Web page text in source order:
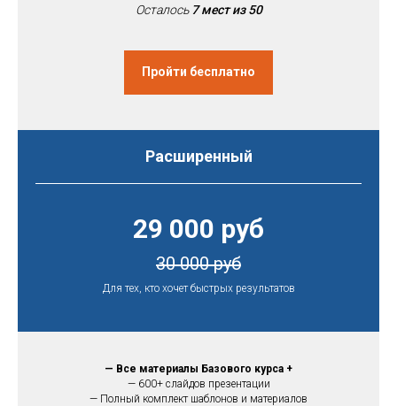
Осталось 7 мест из 50
Пройти бесплатно
Расширенный
29 000 руб
30 000 руб
Для тех, кто хочет быстрых результатов
— Все материалы Базового курса +
— 600+ слайдов презентации
— Полный комплект шаблонов и материалов